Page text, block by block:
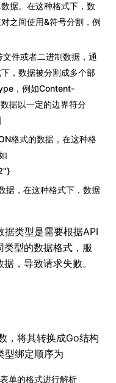
据。在这种格式下，数
之间使用&符号分割，例
件或者二进制数据，通
，数据被分割成多个部
，例如Content-
据以一定的边界符分
格式的数据，在这种格
据，在这种格式下，数据
类型是需要根据API
型的数据格式，服
，导致请求失败。
，将其转换成Go结构
型绑定顺序为
单的格式进行解析